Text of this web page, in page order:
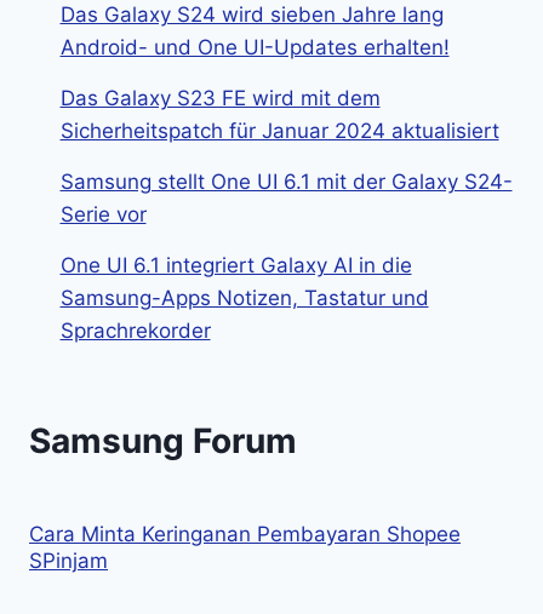
Das Galaxy S24 wird sieben Jahre lang
Android- und One UI-Updates erhalten!
Das Galaxy S23 FE wird mit dem
Sicherheitspatch für Januar 2024 aktualisiert
Samsung stellt One UI 6.1 mit der Galaxy S24-
Serie vor
One UI 6.1 integriert Galaxy AI in die
Samsung-Apps Notizen, Tastatur und
Sprachrekorder
Samsung Forum
Cara Minta Keringanan Pembayaran Shopee
SPinjam